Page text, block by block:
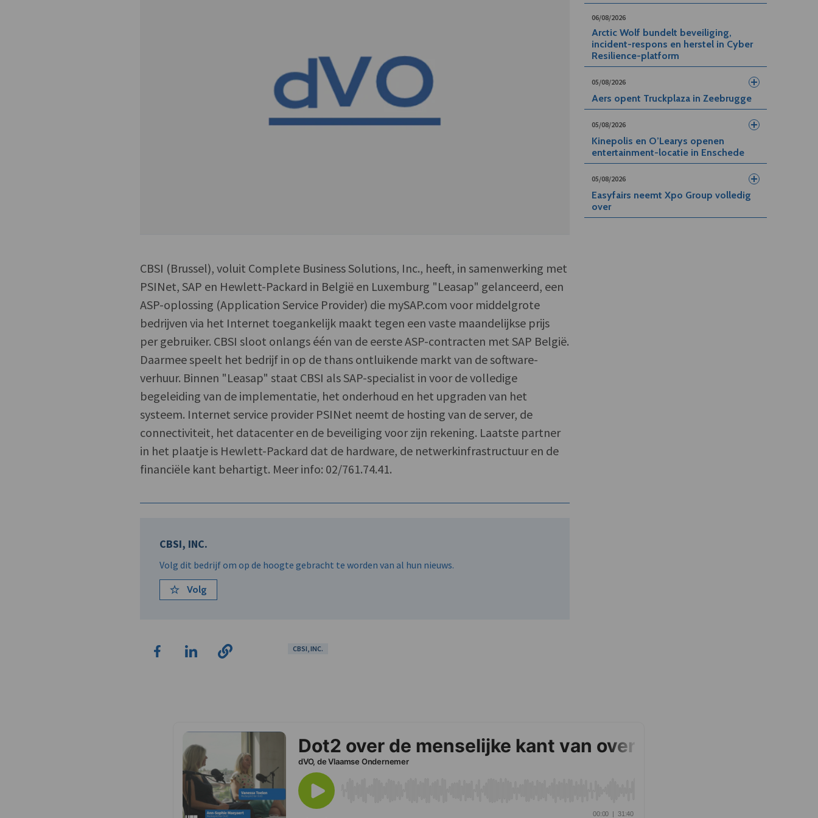
CBSI (Brussel), voluit Complete Business Solutions, Inc., heeft, in samenwerking met
PSINet, SAP en Hewlett-Packard in België en Luxemburg "Leasap" gelanceerd, een
ASP-oplossing (Application Service Provider) die mySAP.com voor middelgrote
bedrijven via het Internet toegankelijk maakt tegen een vaste maandelijkse prijs
per gebruiker. CBSI sloot onlangs één van de eerste ASP-contracten met SAP België.
Daarmee speelt het bedrijf in op de thans ontluikende markt van de software-
verhuur. Binnen "Leasap" staat CBSI als SAP-specialist in voor de volledige
begeleiding van de implementatie, het onderhoud en het upgraden van het
systeem. Internet service provider PSINet neemt de hosting van de server, de
connectiviteit, het datacenter en de beveiliging voor zijn rekening. Laatste partner
in het plaatje is Hewlett-Packard dat de hardware, de netwerkinfrastructuur en de
financiële kant behartigt. Meer info: 02/761.74.41.
06/08/2026
Arctic Wolf bundelt beveiliging,
incident-respons en herstel in Cyber
Resilience-platform
05/08/2026
Aers opent Truckplaza in Zeebrugge
05/08/2026
Kinepolis en O’Learys openen
entertainment-locatie in Enschede
05/08/2026
Easyfairs neemt Xpo Group volledig
over
CBSI, INC.
Volg dit bedrijf om op de hoogte gebracht te worden van al hun nieuws.
Volg
CBSI, INC.